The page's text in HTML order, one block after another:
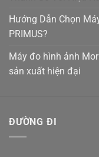
Hướng Dẫn Chọn
PRIMUS?
Máy đo hình ảnh
sản xuất hiện đại
ĐƯỜNG ĐI